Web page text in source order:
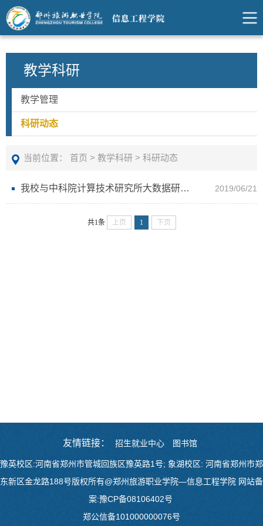
教学科研
教学管理
科研动态
当前位置： 首页 > 教学科研 > 科研动态
我校与中科院计算技术研究所大数据研究院签订战略合作框架协议 2019/06/21
共1条 上页 1 下页
友情链接： 招生就业中心 图书馆
豫英校区:河南省郑州市管城回族区豫英路1号; 象湖校区: 河南省郑州市郑
东新区金龙路188号版权所有@郑州旅游职业学院—信息工程学院 网站备
案:豫CP备08106402号
郑公信备101000000076号